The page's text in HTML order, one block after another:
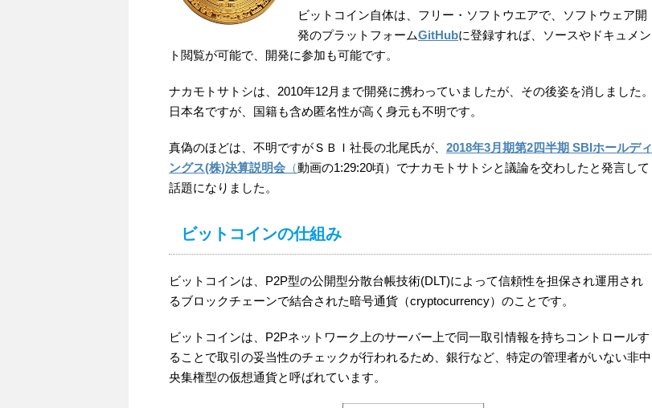
ビットコイン自体は、フリー・ソフトウエアで、ソフトウェア開
発のプラットフォームGitHubに登録すれば、ソースやドキュメン
ト閲覧が可能で、開発に参加も可能です。
ナカモトサトシは、2010年12月まで開発に携わっていましたが、その後姿を消しました。
日本名ですが、国籍も含め匿名性が高く身元も不明です。
真偽のほどは、不明ですがＳＢＩ社長の北尾氏が、 2018年3月期第2四半期 SBIホールディ
ングス(株)決算説明会 （動画の1:29:20頃）でナカモトサトシと議論を交わしたと発言して
話題になりました。
ビットコインの仕組み
ビットコインは、P2P型の公開型分散台帳技術(DLT)によって信頼性を担保され運用され
るブロックチェーンで結合された暗号通貨（cryptocurrency）のことです。
ビットコインは、P2Pネットワーク上のサーバー上で同一取引情報を持ちコントロールす
ることで取引の妥当性のチェックが行われるため、銀行など、特定の管理者がいない非中
央集権型の仮想通貨と呼ばれています。